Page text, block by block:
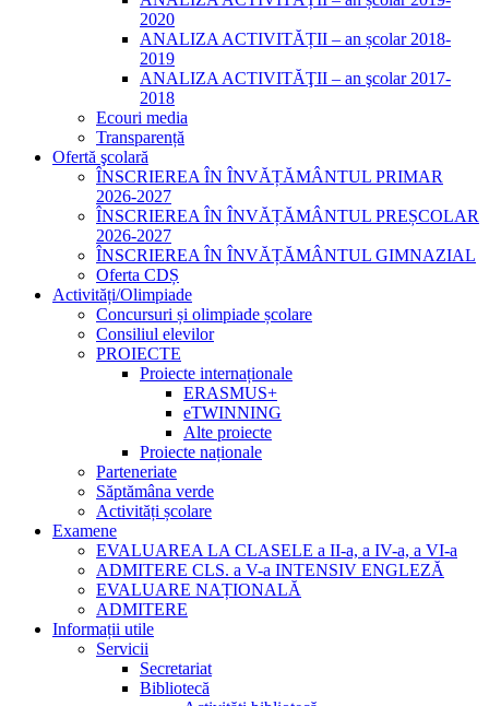
2020
ANALIZA ACTIVITĂȚII – an școlar 2018-
2019
ANALIZA ACTIVITĂŢII – an şcolar 2017-
2018
Ecouri media
Transparență
Ofertă şcolară
ÎNSCRIEREA ÎN ÎNVĂȚĂMÂNTUL PRIMAR
2026-2027
ÎNSCRIEREA ÎN ÎNVĂȚĂMÂNTUL PREȘCOLAR
2026-2027
ÎNSCRIEREA ÎN ÎNVĂȚĂMÂNTUL GIMNAZIAL
Oferta CDȘ
Activități/Olimpiade
Concursuri și olimpiade școlare
Consiliul elevilor
PROIECTE
Proiecte internaționale
ERASMUS+
eTWINNING
Alte proiecte
Proiecte naționale
Parteneriate
Săptămâna verde
Activități școlare
Examene
EVALUAREA LA CLASELE a II-a, a IV-a, a VI-a
ADMITERE CLS. a V-a INTENSIV ENGLEZĂ
EVALUARE NAȚIONALĂ
ADMITERE
Informații utile
Servicii
Secretariat
Bibliotecă